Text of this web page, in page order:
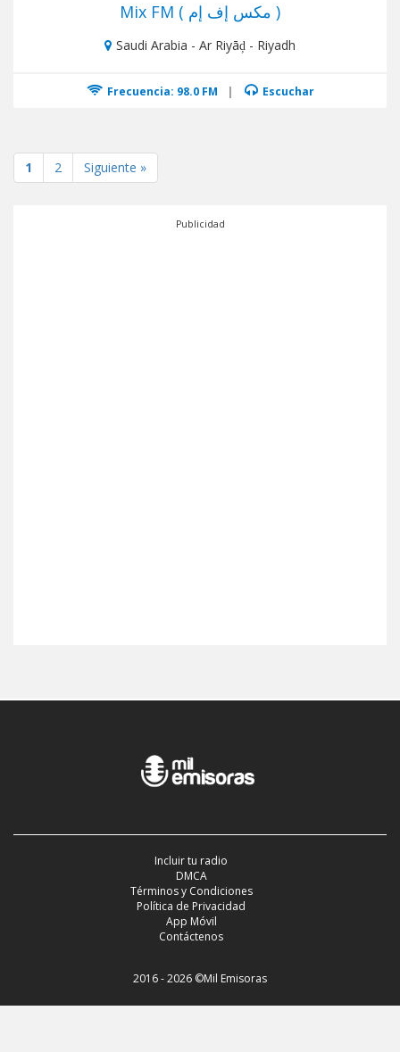
Mix FM ( مكس إف إم )
Saudi Arabia - Ar Riyāḑ - Riyadh
Frecuencia: 98.0 FM | Escuchar
1 2 Siguiente »
Publicidad
Incluir tu radio
DMCA
Términos y Condiciones
Política de Privacidad
App Móvil
Contáctenos
2016 - 2026 ©Mil Emisoras